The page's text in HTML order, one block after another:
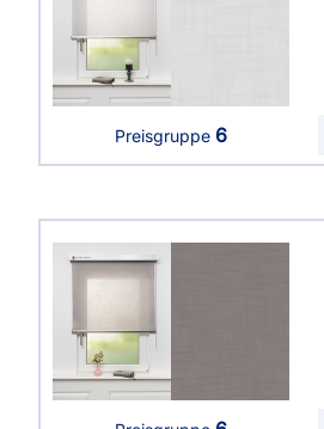
Preisgruppe 6